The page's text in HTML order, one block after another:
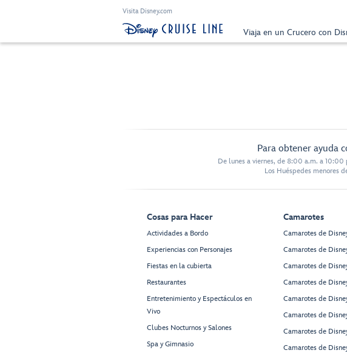
Visita Disney.com
Viaja en un Crucero con
Para obtener ayuda
De lunes a viernes, de 8:00 a.m. a
Los Huéspedes menores
Cosas para Hacer
Actividades a Bordo
Experiencias con Personajes
Fiestas en la cubierta
Restaurantes
Entretenimiento y Espectáculos en
Vivo
Clubes Nocturnos y Salones
Spa y Gimnasio
Camarotes
Camarotes de
Camarotes de
Camarotes de
Camarotes de
Camarotes de
Camarotes de
Camarotes de
Camarotes de